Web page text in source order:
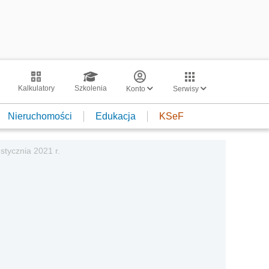
Kalkulatory Szkolenia Konto Serwisy
Nieruchomości Edukacja KSeF
2021 r.